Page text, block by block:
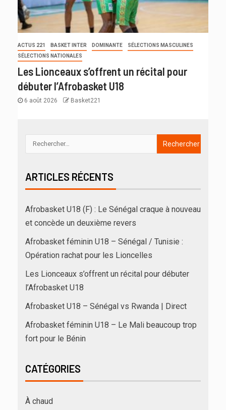
ACTUS 221 BASKET INTER DOMINANTE
SÉLECTIONS MASCULINES
SÉLECTIONS NATIONALES
Les Lionceaux s’offrent un récital pour
débuter l’Afrobasket U18
6 août 2026 Basket221
ARTICLES RÉCENTS
Afrobasket U18 (F) : Le Sénégal craque à nouveau
et concède un deuxième revers
Afrobasket féminin U18 – Sénégal / Tunisie :
Opération rachat pour les Lioncelles
Les Lionceaux s’offrent un récital pour débuter
l’Afrobasket U18
Afrobasket U18 – Sénégal vs Rwanda | Direct
Afrobasket féminin U18 – Le Mali beaucoup trop
fort pour le Bénin
CATÉGORIES
À chaud